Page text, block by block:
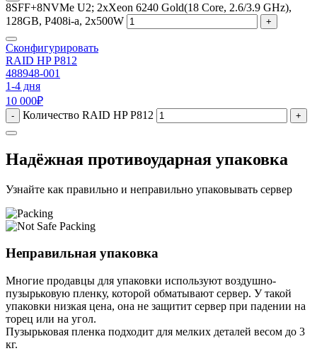
8SFF+8NVMe U2; 2xXeon 6240 Gold(18 Core, 2.6/3.9 GHz),
128GB, P408i-a, 2x500W
+
Сконфигурировать
RAID HP P812
488948-001
1-4 дня
10 000₽
- Количество RAID HP P812 +
Надёжная противоударная упаковка
Узнайте как правильно и неправильно упаковывать сервер
Неправильная упаковка
Многие продавцы для упаковки используют воздушно-
пузырьковую пленку, которой обматывают сервер. У такой
упаковки низкая цена, она не защитит сервер при падении на
торец или на угол.
Пузырьковая пленка подходит для мелких деталей весом до 3
кг.